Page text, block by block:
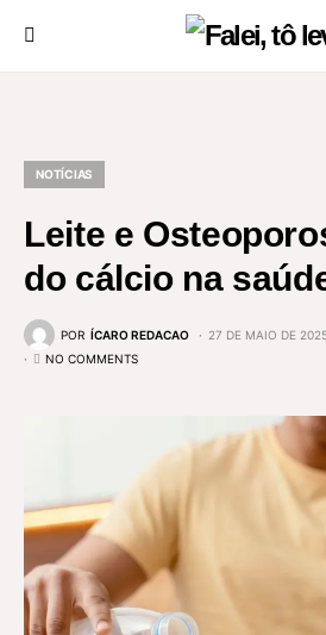
NOTÍCIAS
Leite e
do cálcio na
POR ÍCARO REDACAO 27 DE MAIO DE
NO COMMENTS